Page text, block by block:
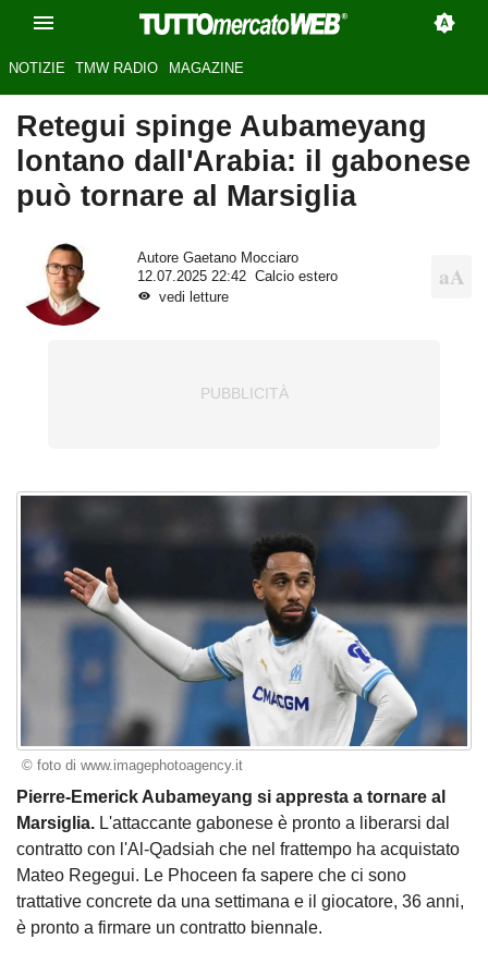
NOTIZIE TMW RADIO MAGAZINE
Retegui spinge Aubameyang
lontano dall'Arabia: il gabonese
può tornare al Marsiglia
Autore Gaetano Mocciaro
12.07.2025 22:42
Calcio estero
vedi letture
© foto di www.imagephotoagency.it
Pierre-Emerick Aubameyang si appresta a tornare al
Marsiglia. L'attaccante gabonese è pronto a liberarsi dal
contratto con l'Al-Qadsiah che nel frattempo ha acquistato
Mateo Regegui. Le Phoceen fa sapere che ci sono
trattative concrete da una settimana e il giocatore, 36 anni,
è pronto a firmare un contratto biennale.